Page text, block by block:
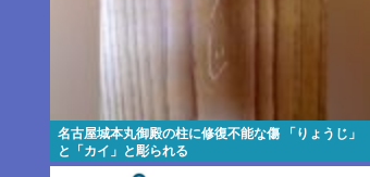
名古屋城本丸御殿の柱に修復不能な傷 「りょうじ」
と「カイ」と彫られる